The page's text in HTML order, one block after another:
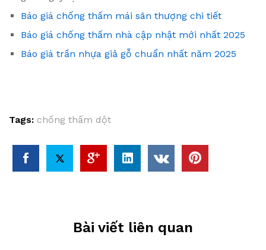
Báo giá chống thấm mái sân thượng chi tiết
Báo giá chống thấm nhà cập nhật mới nhất 2025
Báo giá trần nhựa giả gỗ chuẩn nhất năm 2025
Tags: chống thấm dột
Bài viết liên quan